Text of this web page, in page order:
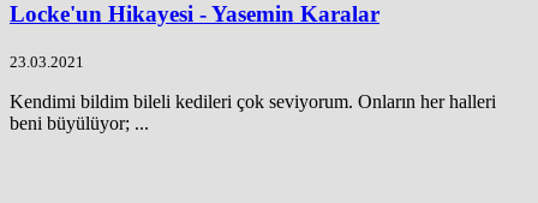
Locke'un Hikayesi - Yasemin Karalar
23.03.2021
Kendimi bildim bileli kedileri çok seviyorum. Onların her halleri
beni büyülüyor; ...